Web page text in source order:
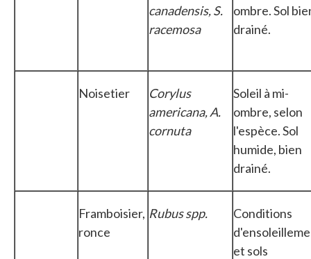
canadensis, S.
racemosa
ombre. Sol
drainé.
Noisetier
Corylus
americana, A.
cornuta
Soleil à mi-
ombre, selon
l'espèce. Sol
humide, bien
drainé.
Framboisier,
ronce
Rubus spp.
Conditions
et sols